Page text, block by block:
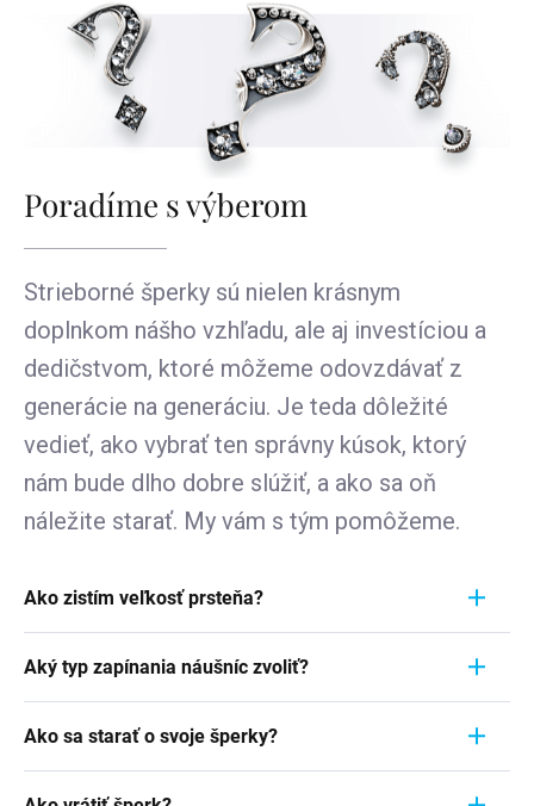
Poradíme s výberom
Strieborné šperky sú nielen krásnym
doplnkom nášho vzhľadu, ale aj investíciou a
dedičstvom, ktoré môžeme odovzdávať z
generácie na generáciu. Je teda dôležité
vedieť, ako vybrať ten správny kúsok, ktorý
nám bude dlho dobre slúžiť, a ako sa oň
náležite starať. My vám s tým pomôžeme.
Ako zistím veľkosť prsteňa?
Aby ste zistili jeho veľkosť, vezmite pravítko a
položte ho priamo na prstienok, ktorý momentálne
nosíte. Dôležité je zamerať sa na jeho VNÚTORNÝ
Aký typ zapínania náušníc zvoliť?
pohodlie, bezpečnosť a štýl náušníc. Strieborné
náušnice zvyčajne majú klasické háčiky, ktoré sú
Ako sa starať o svoje šperky?